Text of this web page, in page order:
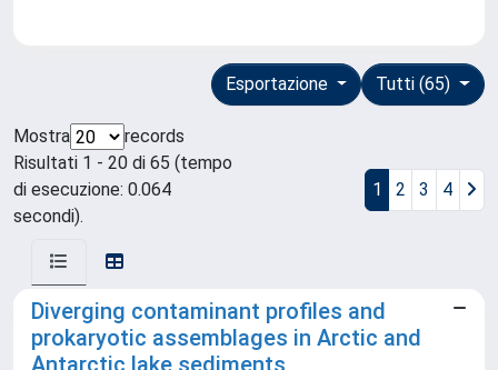
Tutti (65)
Esportazione
Mostra
records
Risultati 1 - 20 di 65 (tempo
di esecuzione: 0.064
secondi).
1 2 3 4
Diverging contaminant profiles and
prokaryotic assemblages in Arctic and